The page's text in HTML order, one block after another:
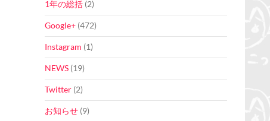
1年の総括 (2)
Google+ (472)
Instagram (1)
NEWS (19)
Twitter (2)
お知らせ (9)